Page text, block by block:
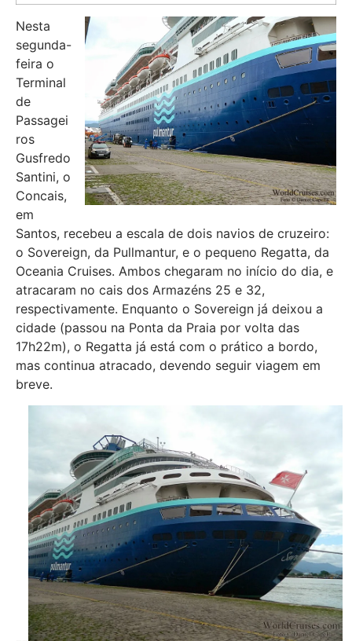
Nesta
segunda-
feira o
Terminal
de
Passagei
ros
Gusfredo
Santini, o
Concais,
em
Santos, recebeu a escala de dois navios de cruzeiro:
o Sovereign, da Pullmantur, e o pequeno Regatta, da
Oceania Cruises. Ambos chegaram no início do dia, e
atracaram no cais dos Armazéns 25 e 32,
respectivamente. Enquanto o Sovereign já deixou a
cidade (passou na Ponta da Praia por volta das
17h22m), o Regatta já está com o prático a bordo,
mas continua atracado, devendo seguir viagem em
breve.